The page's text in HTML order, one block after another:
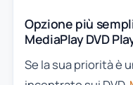
Opzione più
MediaPlay DVD
Se la sua priorità è